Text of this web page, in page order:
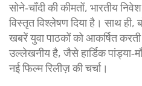
सोने‑चाँदी की कीमतों, भारतीय
विस्तृत विश्लेषण दिया है। साथ ही,
खबरें युवा पाठकों को आकर्षित
उल्लेखनीय है, जैसे हार्डिक
नई फिल्म रिलीज़ की चर्चा।